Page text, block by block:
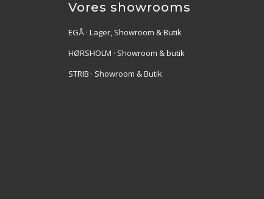
Vores showrooms
EGÅ · Lager, Showroom & Butik
HØRSHOLM · Showroom & butik
STRIB · Showroom & Butik